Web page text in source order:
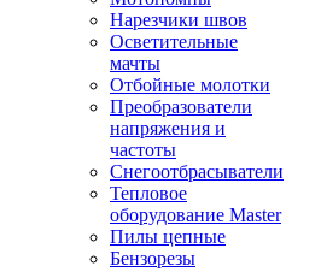
Нарезчики швов
Осветительные
мачты
Отбойные молотки
Преобразователи
напряжения и
частоты
Снегоотбрасыватели
Тепловое
оборудование Master
Пилы цепные
Бензорезы